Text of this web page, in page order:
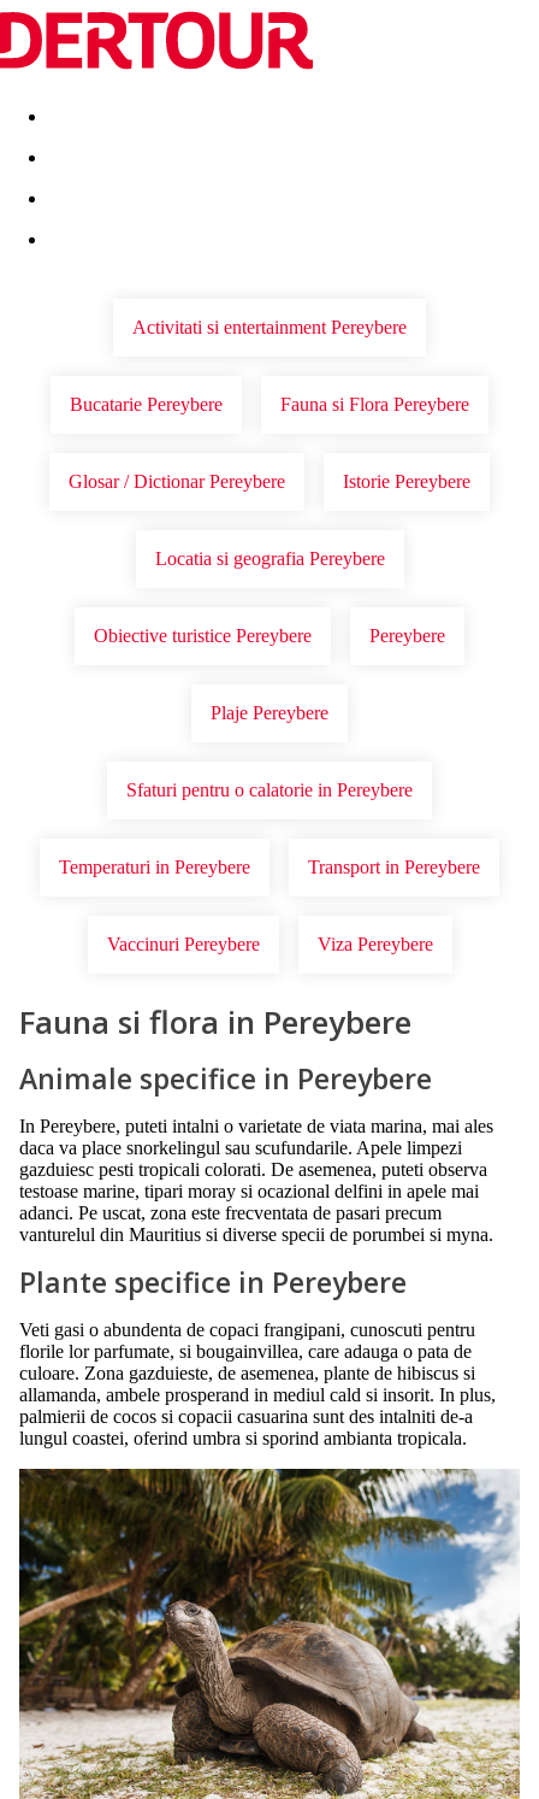
Destinatii Vacanta perfecta OFERTE DE NERATAT
Activitati si entertainment Pereybere
Bucatarie Pereybere Fauna si Flora Pereybere
Glosar / Dictionar Pereybere Istorie Pereybere
Locatia si geografia Pereybere
Obiective turistice Pereybere Pereybere
Plaje Pereybere
Sfaturi pentru o calatorie in Pereybere
Temperaturi in Pereybere Transport in Pereybere
Vaccinuri Pereybere Viza Pereybere
Fauna si flora in Pereybere
Animale specifice in Pereybere
In Pereybere, puteti intalni o varietate de viata marina, mai ales
daca va place snorkelingul sau scufundarile. Apele limpezi
gazduiesc pesti tropicali colorati. De asemenea, puteti observa
testoase marine, tipari moray si ocazional delfini in apele mai
adanci. Pe uscat, zona este frecventata de pasari precum
vanturelul din Mauritius si diverse specii de porumbei si myna.
Plante specifice in Pereybere
Veti gasi o abundenta de copaci frangipani, cunoscuti pentru
florile lor parfumate, si bougainvillea, care adauga o pata de
culoare. Zona gazduieste, de asemenea, plante de hibiscus si
allamanda, ambele prosperand in mediul cald si insorit. In plus,
palmierii de cocos si copacii casuarina sunt des intalniti de-a
lungul coastei, oferind umbra si sporind ambianta tropicala.